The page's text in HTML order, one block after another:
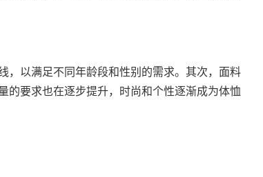
，以满足不同年龄段和性别的需求。其次，面料
的要求也在逐步提升，时尚和个性逐渐成为体恤